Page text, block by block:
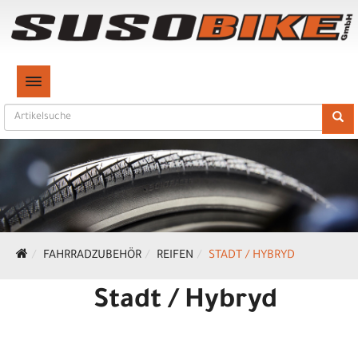
TOGGLE NAVIGATION
FAHRRADZUBEHÖR REIFEN STADT / HYBRYD
Stadt / Hybryd